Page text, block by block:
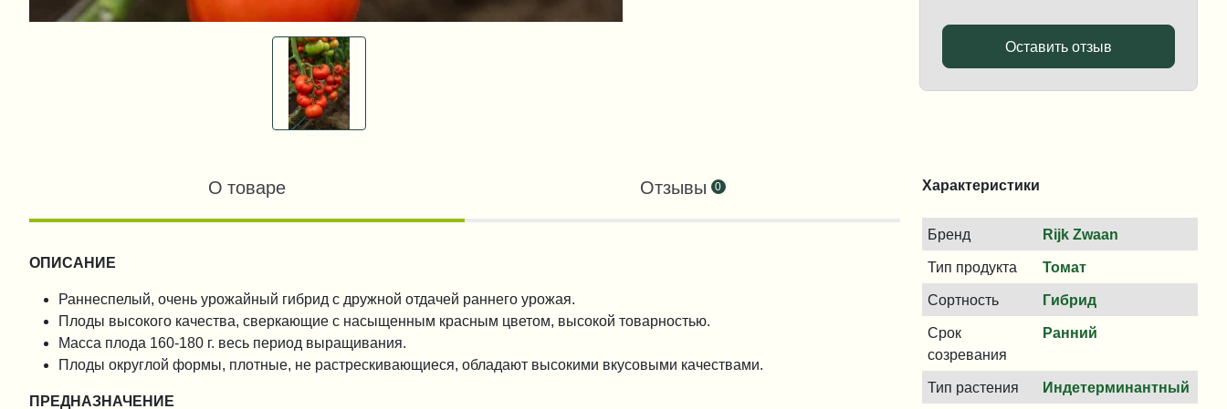
Оставить отзыв
Характеристики
Бренд Rijk Zwaan
Тип продукта Томат
Сортность Гибрид
Срок
созревания
Ранний
Тип растения Индетерминантный
О товаре Отзывы 0
ОПИСАНИЕ
Раннеспелый, очень урожайный гибрид с дружной отдачей раннего урожая.
Плоды высокого качества, сверкающие с насыщенным красным цветом, высокой товарностью.
Масса плода 160-180 г. весь период выращивания.
Плоды округлой формы, плотные, не растрескивающиеся, обладают высокими вкусовыми качествами.
ПРЕДНАЗНАЧЕНИЕ